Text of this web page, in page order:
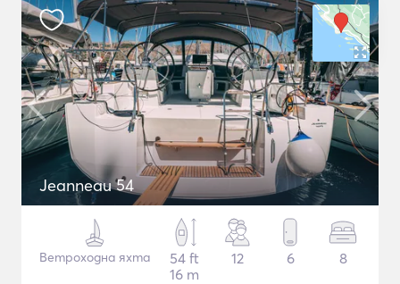
Jeanneau 54
Ветроходна яхта
54 ft
16 m
12 6 8